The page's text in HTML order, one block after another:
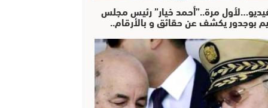
مرة..”أحمد خيار” رئيس مجلس
بوجدور يكشف عن حقائق و بالأرقام..